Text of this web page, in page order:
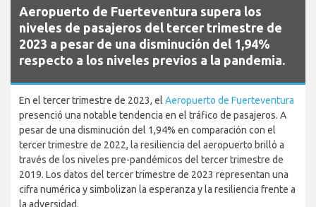
Aeropuerto de Fuerteventura supera los
niveles de pasajeros del tercer trimestre de
2023 a pesar de una disminución del 1,94%
respecto a los niveles previos a la pandemia.
En el tercer trimestre de 2023, el Aeropuerto de Fuerteventura
presenció una notable tendencia en el tráfico de pasajeros. A
pesar de una disminución del 1,94% en comparación con el
tercer trimestre de 2022, la resiliencia del aeropuerto brilló a
través de los niveles pre-pandémicos del tercer trimestre de
2019. Los datos del tercer trimestre de 2023 representan una
cifra numérica y simbolizan la esperanza y la resiliencia frente a
la adversidad.